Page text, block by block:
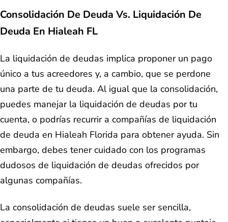
Consolidación De Deuda Vs. Liquidación De
Deuda En Hialeah FL
La liquidación de deudas implica proponer un pago
único a tus acreedores y, a cambio, que se perdone
una parte de tu deuda. Al igual que la consolidación,
puedes manejar la liquidación de deudas por tu
cuenta, o podrías recurrir a compañías de liquidación
de deuda en Hialeah Florida para obtener ayuda. Sin
embargo, debes tener cuidado con los programas
dudosos de liquidación de deudas ofrecidos por
algunas compañías.
La consolidación de deudas suele ser sencilla,